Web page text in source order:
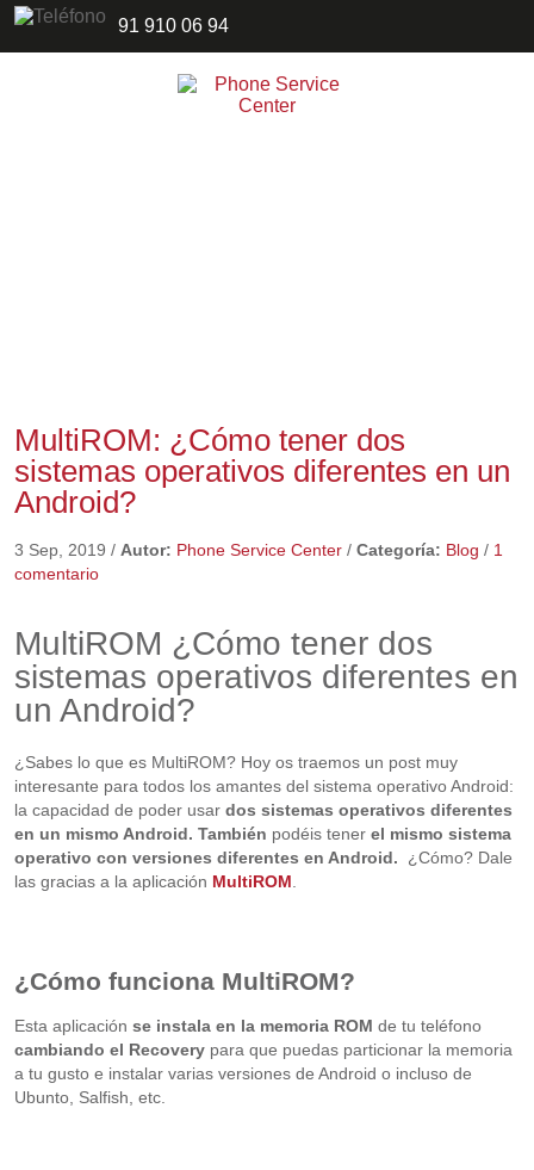
91 910 06 94
MultiROM: ¿Cómo tener dos
sistemas operativos diferentes en un
Android?
3 Sep, 2019 / Autor: Phone Service Center/ Categoría: Blog / 1
comentario
MultiROM ¿Cómo tener dos
sistemas operativos diferentes en
un Android?
¿Sabes lo que es MultiROM? Hoy os traemos un post muy
interesante para todos los amantes del sistema operativo Android:
la capacidad de poder usardos sistemas operativos diferentes
en un mismo Android. También podéis tenerel mismo sistema
operativo con versiones diferentes en Android. ¿Cómo? Dale
las gracias a la aplicación MultiROM
¿Cómo funciona MultiROM?
Esta aplicación se instala en la memoria ROM de tu teléfono
cambiando el Recoverypara que puedas particionar la memoria
a tu gusto e instalar varias versiones de Android o incluso de
Ubunto, Salfish, etc.